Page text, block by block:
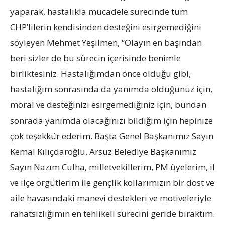
yaparak, hastalıkla mücadele sürecinde tüm
CHP’lilerin kendisinden desteğini esirgemediğini
söyleyen Mehmet Yeşilmen, “Olayın en başından
beri sizler de bu sürecin içerisinde benimle
birliktesiniz. Hastalığımdan önce olduğu gibi,
hastalığım sonrasında da yanımda olduğunuz için,
moral ve desteğinizi esirgemediğiniz için, bundan
sonrada yanımda olacağınızı bildiğim için hepinize
çok teşekkür ederim. Başta Genel Başkanımız Sayın
Kemal Kılıçdaroğlu, Arsuz Belediye Başkanımız
Sayın Nazım Culha, milletvekillerim, PM üyelerim, il
ve ilçe örgütlerim ile gençlik kollarımızın bir dost ve
aile havasındaki manevi destekleri ve motiveleriyle
rahatsızlığımın en tehlikeli sürecini geride bıraktım.